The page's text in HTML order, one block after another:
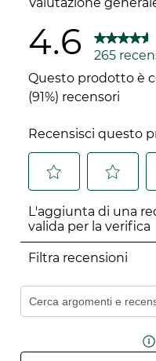
4.6
265
Questo prodotto è
(91%) recensori
Recensisci questo
per
valutare
l'articolo
una
1
Questa
per
l'articolo
stelle.
azione
L'aggiunta di una
valida per la verifica
Filtra recensioni
Cerca argomenti e